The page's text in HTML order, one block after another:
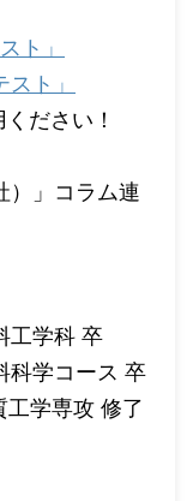
ト」
ト」
ださい！
）」コラム連
工学科 卒
科学コース 卒
学専攻 修了